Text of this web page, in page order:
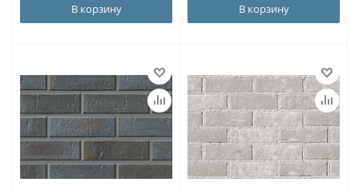
В корзину В корзину